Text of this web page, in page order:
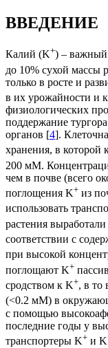
ВВЕДЕНИЕ
Калий (K+) ‒ важный
до 10% сухой массы
только в росте и
в их урожайности и
физиологических
поддержание
органов [4].
хранения, в которой
200 мМ.
чем в почве (всего
поглощения K+ из
использовать
растения
соответствии с
при высокой
поглощают K+
сродством к K+, в то
(<0.2 мМ) в
с помощью
последние годы у
транспортеры K+ и K